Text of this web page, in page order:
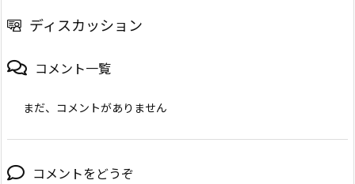
ディスカッション
コメント一覧
まだ、コメントがありません
コメントをどうぞ